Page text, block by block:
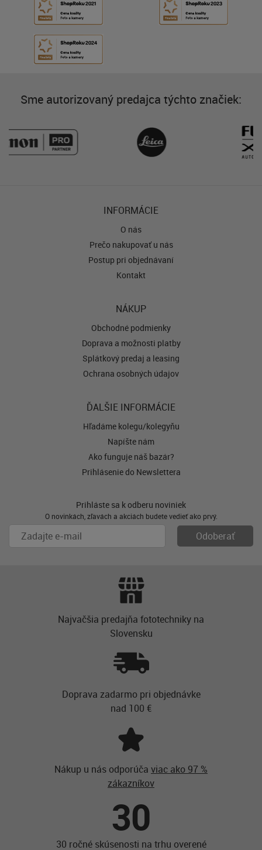
Sme autorizovaný predajca týchto značiek:
INFORMÁCIE
O nás
Prečo nakupovať u nás
Postup pri objednávaní
Kontakt
NÁKUP
Obchodné podmienky
Doprava a možnosti platby
Splátkový predaj a leasing
Ochrana osobných údajov
ĎALŠIE INFORMÁCIE
Hľadáme kolegu/kolegyňu
Napíšte nám
Ako funguje náš bazár?
Prihlásenie do Newslettera
Prihláste sa k odberu noviniek
O novinkách, zľavách a akciách budete vedieť ako prvý.
Najvačšia predajňa fototechniky na
Slovensku
Doprava zadarmo pri objednávke
nad 100 €
Nákup u nás odporúča viac ako 97 %
zákazníkov
30
30 ročné skúsenosti na trhu overené